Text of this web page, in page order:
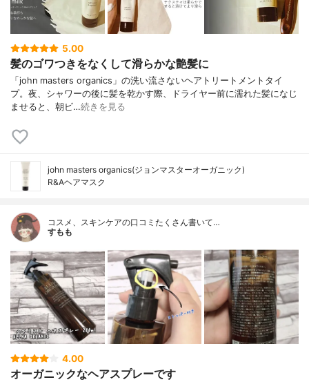
5.00
髪のゴワつきをなくして滑らかな艶髪に
「john masters organics」の洗い流さないヘアトリートメントタイ
プ。夜、シャワーの後に髪を乾かす際、ドライヤー前に濡れた髪になじ
ませると、朝ビ…続きを見る
john masters organics(ジョンマスターオーガニック)
R&Aヘアマスク
コスメ、スキンケアの口コミたくさん書いて…
すもも
4.00
オーガニックなヘアスプレーです